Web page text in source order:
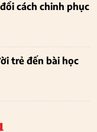
cách chinh phục
trẻ đến bài học